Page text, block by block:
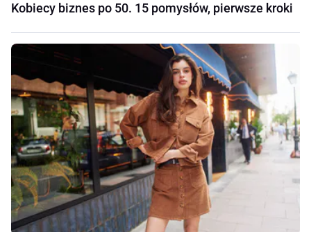
Kobiecy biznes po 50. 15 pomysłów, pierwsze kroki